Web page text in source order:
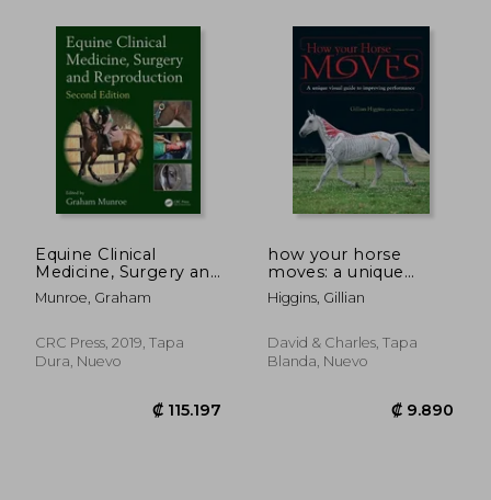
Equine Clinical
Medicine, Surgery and
Reproduction (en
Inglés)
Munroe, Graham
CRC Press, 2019, Tapa
Dura, Nuevo
how your horse
moves: a unique
visual guide to
improving
Inglés)
Higgins, Gillian
David & Charles, Tapa
Blanda, Nuevo